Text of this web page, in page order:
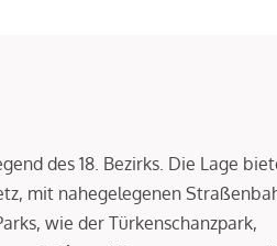
des 18. Bezirks. Die Lage
mit nahegelegenen
wie der Türkenschanzpark,